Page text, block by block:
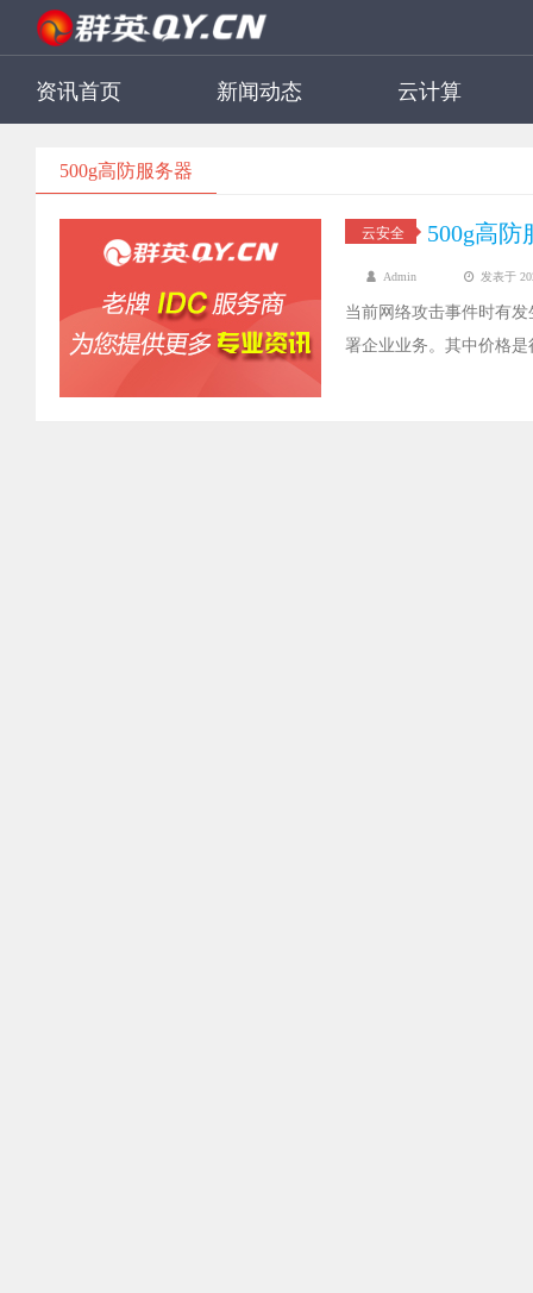
资讯首页 新闻动态 云计算
500g高防服务器
云安全 500g高
Admin 发表于
当前网络攻击事件时有
署企业业务。其中价格